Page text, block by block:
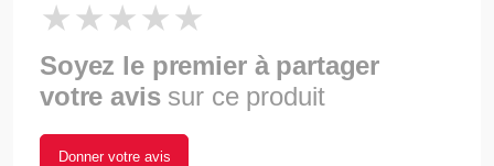
Soyez le premier à partager
votre avis sur ce produit
Donner votre avis